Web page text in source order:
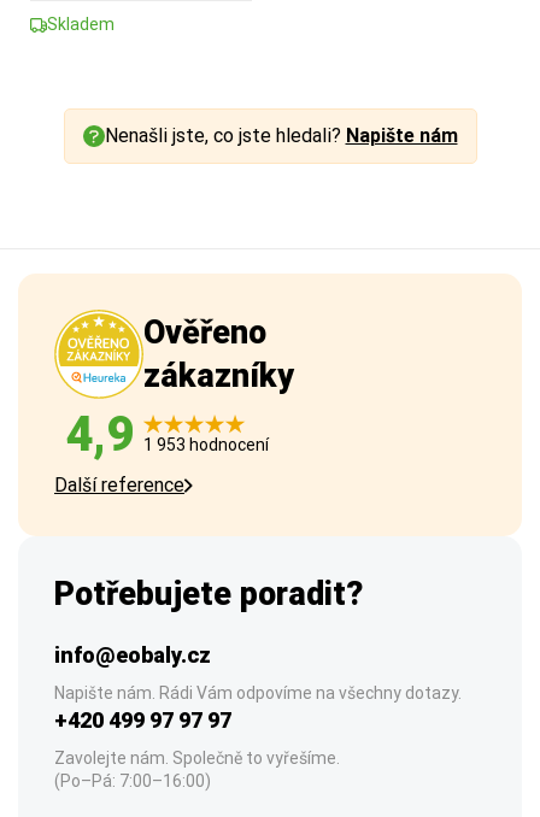
Skladem
Nenašli jste, co jste hledali? Napište nám
Ověřeno
zákazníky
4,9 1 953 hodnocení
Další reference
Potřebujete poradit?
info@eobaly.cz
Napište nám. Rádi Vám odpovíme na všechny dotazy.
+420 499 97 97 97
Zavolejte nám. Společně to vyřešíme.
(Po–Pá: 7:00–16:00)